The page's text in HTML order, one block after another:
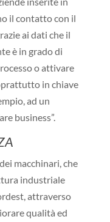
il contatto con il
ai dati che il
è in grado di
o attivare
in chiave
ad un
business”.
macchinari, che
industriale
attraverso
qualità ed